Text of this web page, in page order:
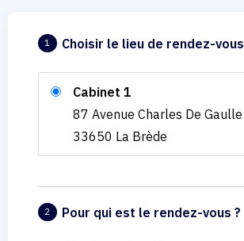
1 Choisir le lieu de rendez-vous
Cabinet 1
87 Avenue Charles De Gaulle
33650 La Brède
2 Pour qui est le rendez-vous ?